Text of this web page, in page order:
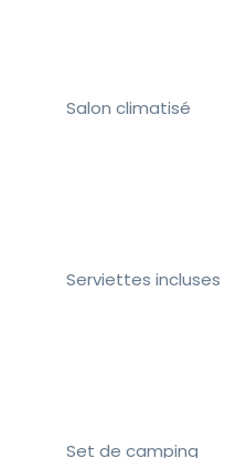
Salon climatisé
Serviettes incluses
Set de camping